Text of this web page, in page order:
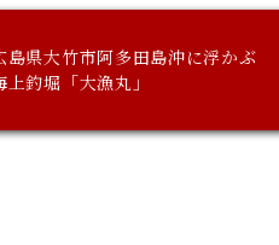
島県大竹市阿多田島沖に浮かぶ
上釣堀「大漁丸」